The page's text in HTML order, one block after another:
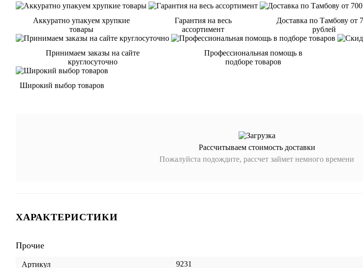
Аккуратно упакуем хрупкие
товары
Гарантия на весь
ассортимент
Доставка по Тамбову от
рублей
Принимаем заказы на сайте
круглосуточно
Профессиональная помощь в
подборе товаров
Широкий выбор товаров
Рассчитываем стоимость доставки
Пожалуйста подождите, рассчет займет немного времени
ХАРАКТЕРИСТИКИ
Прочие
Артикул 9231